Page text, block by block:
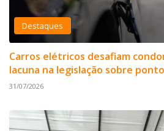
Destaques
Carros elétricos desafiam
lacuna na legislação sobre
31/07/2026